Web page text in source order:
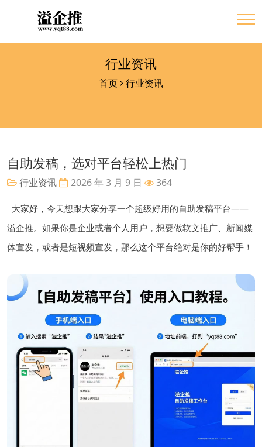
行业资讯
首页 行业资讯
自助发稿，选对平台轻松上热门
行业资讯 2026 年 3 月 9 日 364
大家好，今天想跟大家分享一个超级好用的自助发稿平台——
溢企推。如果你是企业或者个人用户，想要做软文推广、新闻媒
体宣发，或者是短视频宣发，那么这个平台绝对是你的好帮手！